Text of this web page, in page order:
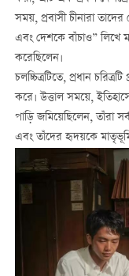
সময়, প্রবাসী চীনারা
এবং দেশকে বাঁচাও” লিখে
করেছিলেন।
চলচ্চিত্রটিতে, প্রধান
করে। উত্তাল সময়ে,
পাড়ি জমিয়েছিলেন, তাঁরা
এবং তাঁদের হৃদয়কে